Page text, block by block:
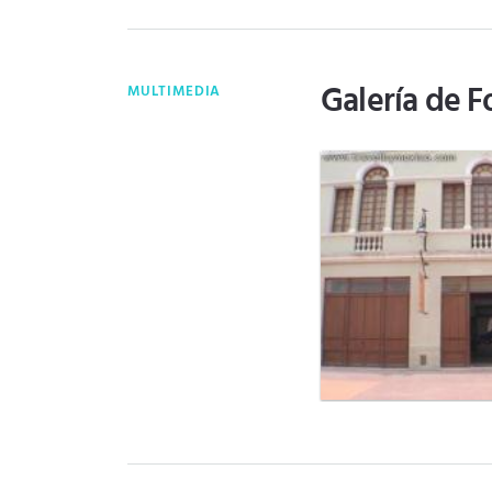
MULTIMEDIA Galería de